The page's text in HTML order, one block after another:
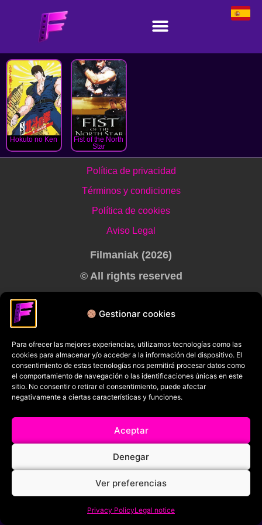
Gestionar cookies
Para ofrecer las mejores experiencias, utilizamos tecnologías como las
cookies para almacenar y/o acceder a la información del dispositivo. El
consentimiento de estas tecnologías nos permitirá procesar datos como
el comportamiento de navegación o las identificaciones únicas en este
sitio. No consentir o retirar el consentimiento, puede afectar
negativamente a ciertas características y funciones.
Aceptar
Denegar
Ver preferencias
Privacy PolicyLegal notice
Hokuto no Ken
Fist of the North
Star
Política de privacidad
Términos y condiciones
Política de cookies
Aviso Legal
Filmaniak (2026)
© All rights reserved